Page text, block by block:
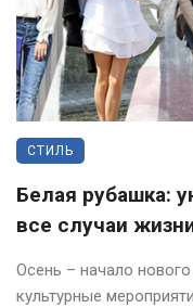
СТИЛЬ
Белая рубашка:
все случаи
Осень – начало
культурные